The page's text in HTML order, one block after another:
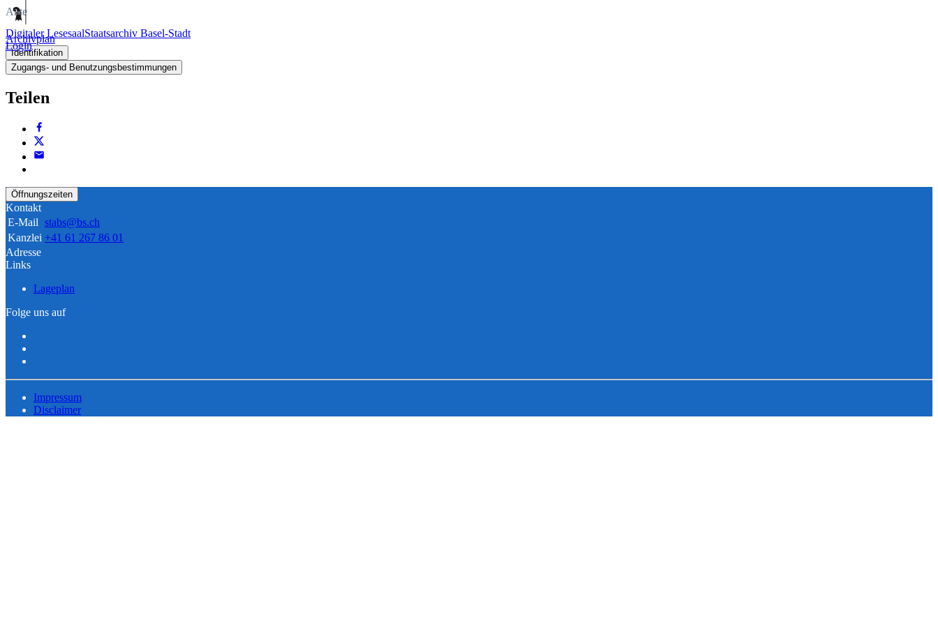
Digitaler LesesaalStaatsarchiv Basel-Stadt
Login
Akte
Archivplan
Identifikation
Zugangs- und Benutzungsbestimmungen
Teilen
Öffnungszeiten
Kontakt
E-Mail stabs@bs.ch
Kanzlei +41 61 267 86 01
Adresse
Links
Lageplan
Folge uns auf
Impressum
Disclaimer